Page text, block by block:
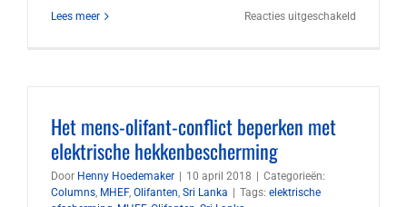
Lees meer Reacties uitgeschakeld
Het mens-olifant-conflict beperken met
elektrische hekkenbescherming
Door Henny Hoedemaker | 10 april 2018 | Categorieën:
Columns MHEF, Olifanten Sri Lanka | Tags: elektrische